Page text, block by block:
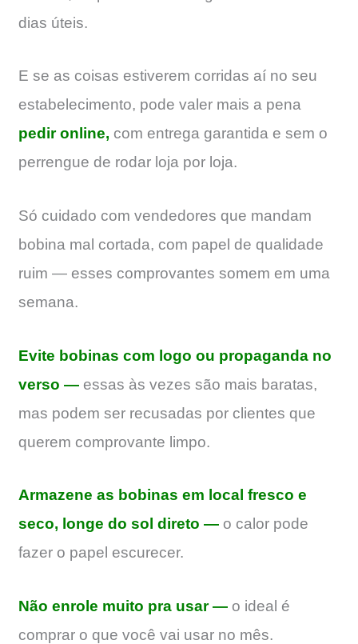
dias úteis.
E se as coisas estiverem corridas aí no seu
estabelecimento, pode valer mais a pena
pedir online, com entrega garantida e sem o
perrengue de rodar loja por loja.
Só cuidado com vendedores que mandam
bobina mal cortada, com papel de qualidade
ruim — esses comprovantes somem em uma
semana.
Evite bobinas com logo ou propaganda no
verso — essas às vezes são mais baratas,
mas podem ser recusadas por clientes que
querem comprovante limpo.
Armazene as bobinas em local fresco e
seco, longe do sol direto — o calor pode
fazer o papel escurecer.
Não enrole muito pra usar — o ideal é
comprar o que você vai usar no mês.